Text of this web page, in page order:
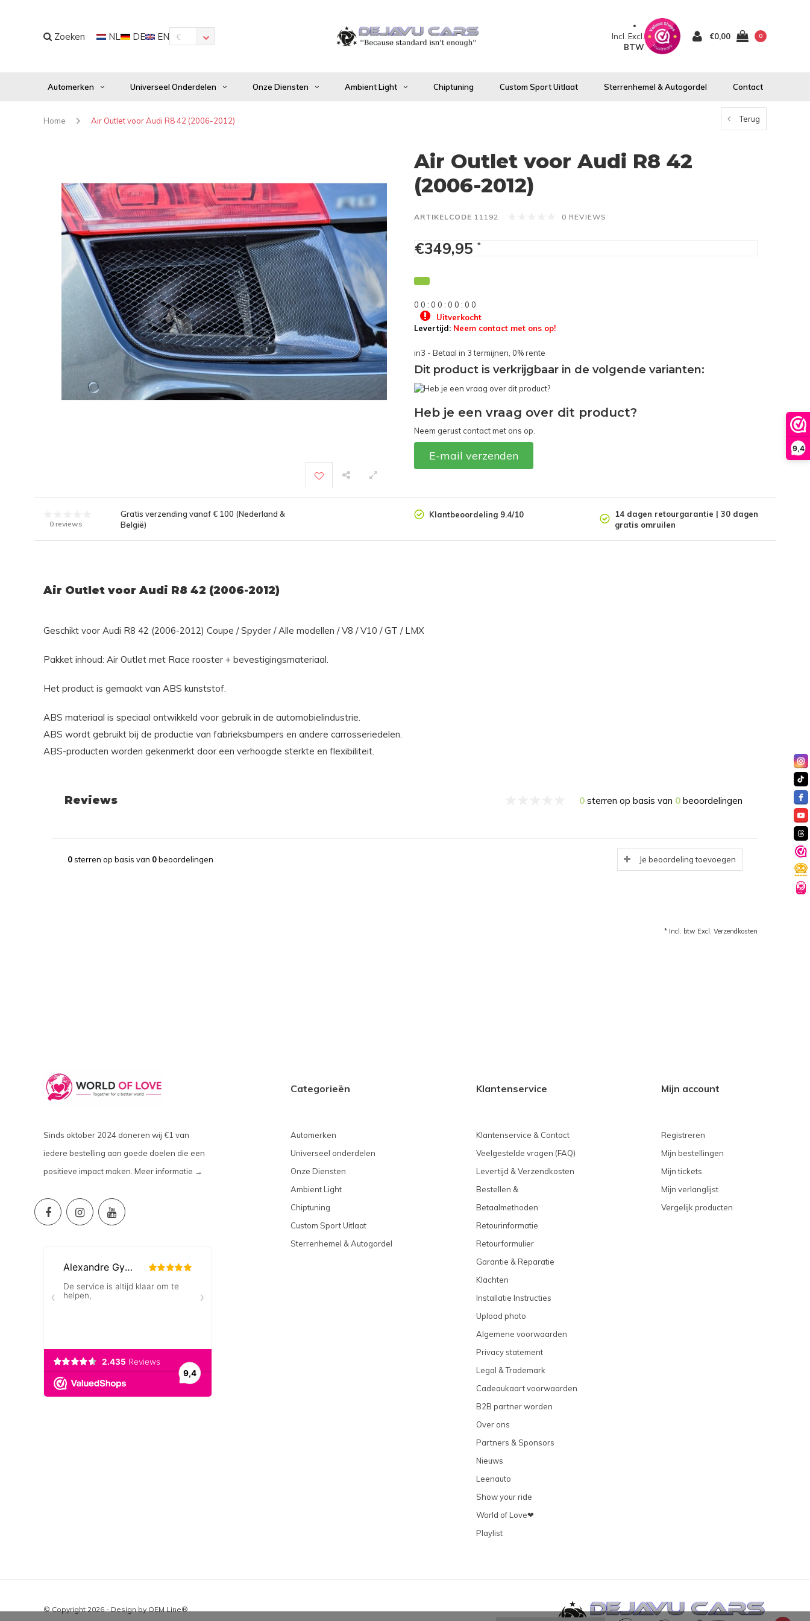
9,4
Zoeken NL DE EN € Incl. Excl.
BTW
€0,00 0
Automerken Universeel Onderdelen Onze Diensten Ambient Light Chiptuning Custom Sport Uitlaat Sterrenhemel & Autogordel Contact
Home Air Outlet voor Audi R8 42 (2006-2012) Terug
Air Outlet voor Audi R8 42
(2006-2012)
ARTIKELCODE 11192 0 REVIEWS
€349,95 *
0 0 : 0 0 : 0 0 : 0 0
Uitverkocht
Levertijd: Neem contact met ons op!
in3 - Betaal in 3 termijnen, 0% rente
Dit product is verkrijgbaar in de volgende varianten:
Heb je een vraag over dit product?
Neem gerust contact met ons op.
E-mail verzenden
0 reviews
Gratis verzending vanaf € 100 (Nederland &
België)
Klantbeoordeling 9.4/10
14 dagen retourgarantie | 30 dagen
gratis omruilen
Air Outlet voor Audi R8 42 (2006-2012)
Geschikt voor Audi R8 42 (2006-2012) Coupe / Spyder / Alle modellen / V8 / V10 / GT / LMX
Pakket inhoud: Air Outlet met Race rooster + bevestigingsmateriaal.
Het product is gemaakt van ABS kunststof.
ABS materiaal is speciaal ontwikkeld voor gebruik in de automobielindustrie.
ABS wordt gebruikt bij de productie van fabrieksbumpers en andere carrosseriedelen.
ABS-producten worden gekenmerkt door een verhoogde sterkte en flexibiliteit.
Reviews 0 sterren op basis van 0 beoordelingen
0sterren op basis van 0beoordelingen Je beoordeling toevoegen
* Incl. btw Excl. Verzendkosten
Sinds oktober 2024 doneren wij €1 van
iedere bestelling aan goede doelen die een
positieve impact maken. Meer informatie →
Categorieën
Automerken
Universeel onderdelen
Onze Diensten
Ambient Light
Chiptuning
Custom Sport Uitlaat
Sterrenhemel & Autogordel
Klantenservice
Klantenservice & Contact
Veelgestelde vragen (FAQ)
Levertijd & Verzendkosten
Bestellen &
Betaalmethoden
Retourinformatie
Retourformulier
Garantie & Reparatie
Klachten
Installatie Instructies
Upload photo
Algemene voorwaarden
Privacy statement
Legal & Trademark
Cadeaukaart voorwaarden
B2B partner worden
Over ons
Partners & Sponsors
Nieuws
Leenauto
Show your ride
World of Love❤
Playlist
Mijn account
Registreren
Mijn bestellingen
Mijn tickets
Mijn verlanglijst
Vergelijk producten
© Copyright 2026 - Design by OEM Line®